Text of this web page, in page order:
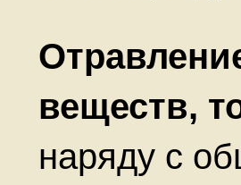
веществ,
наряду с